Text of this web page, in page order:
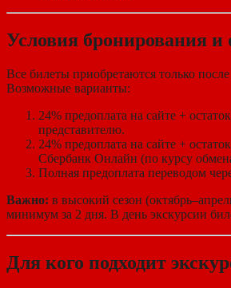
Условия бронирования и
Все билеты приобретаются только
Возможные варианты:
24% предоплата на сайте +
представителю.
24% предоплата на сайте +
Сбербанк Онлайн (по курсу
Полная предоплата переводом
Важно: в высокий сезон
минимум за 2 дня. В день экскурсии
Для кого подходит